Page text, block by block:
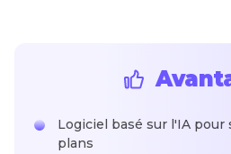
Logiciel basé sur l'IA
plans